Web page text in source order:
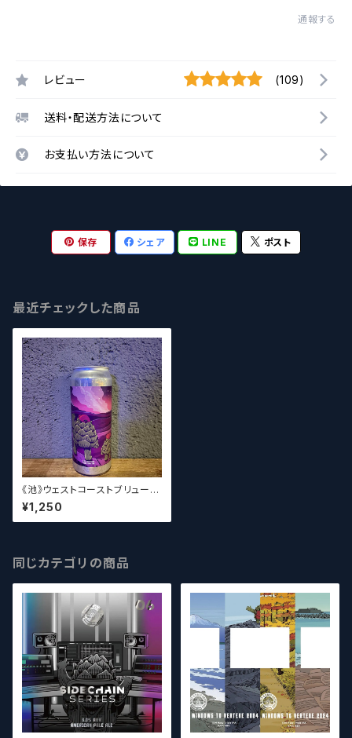
通報する
レビュー (109)
送料・配送方法について
お支払い方法について
保存 シェア LINE ポスト
最近チェックした商品
《池》ウェストコーストブリューイ
ング / West Coast ( WCB ) S
tarwatcher【クラフトビール】
¥1,250
同じカテゴリの商品